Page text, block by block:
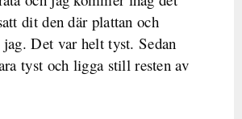
dit den där plattan och
jag. Det var helt tyst. Sedan
tyst och ligga still resten av